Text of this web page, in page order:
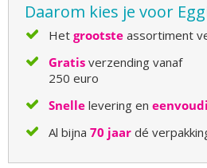
Daarom kies je voor
Het grootste assortiment
Gratis verzending vanaf
250 euro
Snelle levering en
Al bijna 70 jaar dé